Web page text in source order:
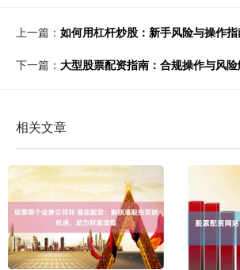
上一篇： 如何用杠杆炒股：新手风险与操作
下一篇： 大型股票配资指南：合规操作与风
相关文章